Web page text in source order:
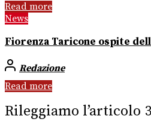
Read more
News
Fiorenza Taricone ospite
Redazione
Read more
Rileggiamo l’articolo